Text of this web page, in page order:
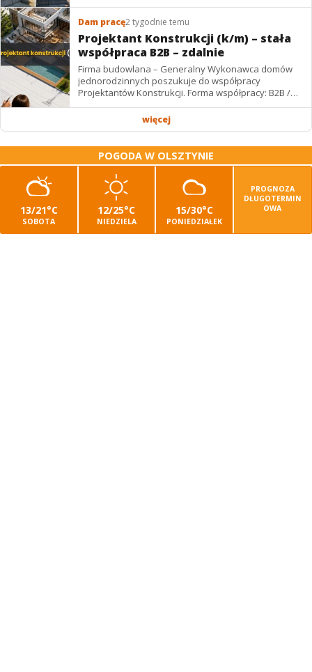
Dam pracę2 tygodnie temu
Projektant Konstrukcji (k/m) – stała
współpraca B2B – zdalnie
Firma budowlana – Generalny Wykonawca domów
jednorodzinnych poszukuje do współpracy
Projektantów Konstrukcji. Forma współpracy: B2B /
podwykonawstwo – zdalnie. Wynagrodzenie: ✔
więcej
POGODA W OLSZTYNIE
13/21°C
SOBOTA
12/25°C
NIEDZIELA
15/30°C
PONIEDZIAŁEK
PROGNOZA
DŁUGOTERMIN
OWA